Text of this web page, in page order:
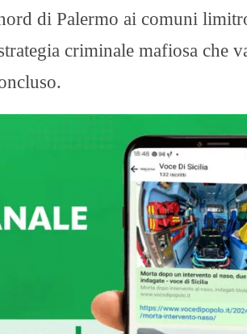
di Palermo ai comuni
criminale mafiosa che